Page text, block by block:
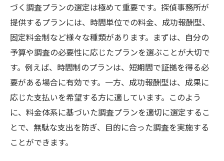
づく調査プランの選定は極めて重要です。探偵事務所が
提供するプランには、時間単位での料金、成功報酬型、
固定料金制など様々な種類があります。まずは、自分の
予算や調査の必要性に応じたプランを選ぶことが大切で
す。例えば、時間制のプランは、短期間で証拠を得る必
要がある場合に有効です。一方、成功報酬型は、成果に
応じた支払いを希望する方に適しています。このよう
に、料金体系に基づいた調査プランを適切に選定するこ
とで、無駄な支出を防ぎ、目的に合った調査を実施する
ことができます。